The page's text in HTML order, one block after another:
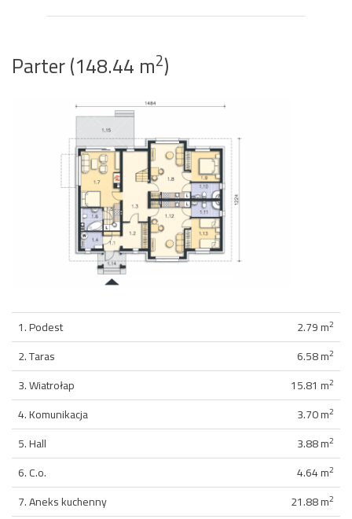
Parter (148.44 m2)
1. Podest 2.79 m2
2. Taras 6.58 m2
3. Wiatrołap 15.81 m2
4. Komunikacja 3.70 m2
5. Hall 3.88 m2
6. C.o. 4.64 m2
7. Aneks kuchenny 21.88 m2